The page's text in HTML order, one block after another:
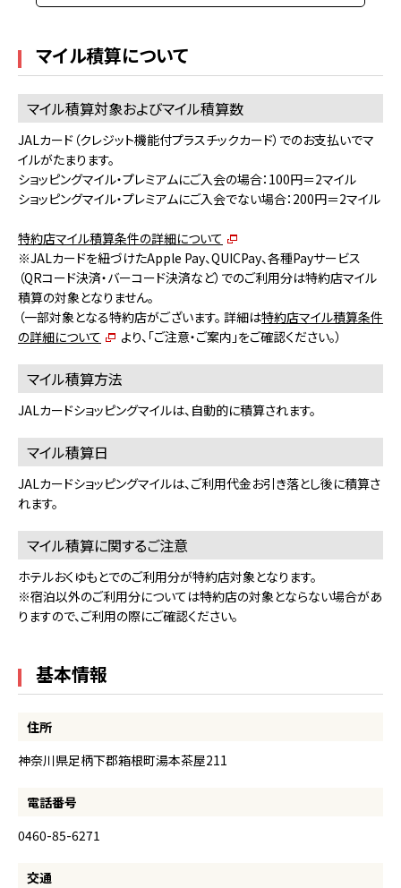
マイル積算について
マイル積算対象およびマイル積算数
JALカード（クレジット機能付プラスチックカード）でのお支払いでマ
イルがたまります。
ショッピングマイル・プレミアムにご入会の場合：100円＝2マイル
ショッピングマイル・プレミアムにご入会でない場合：200円＝2マイル
特約店マイル積算条件の詳細について
※JALカードを紐づけたApple Pay、QUICPay、各種Payサービス
（QRコード決済・バーコード決済など）でのご利用分は特約店マイル
積算の対象となりません。
（一部対象となる特約店がございます。 詳細は特約店マイル積算条件
の詳細について
より、「ご注意・ご案内」をご確認ください。）
マイル積算方法
JALカードショッピングマイルは、自動的に積算されます。
マイル積算日
JALカードショッピングマイルは、ご利用代金お引き落とし後に積算さ
れます。
マイル積算に関するご注意
ホテルおくゆもとでのご利用分が特約店対象となります。
※宿泊以外のご利用分については特約店の対象とならない場合があ
りますので、ご利用の際にご確認ください。
基本情報
住所
神奈川県足柄下郡箱根町湯本茶屋211
電話番号
0460-85-6271
交通